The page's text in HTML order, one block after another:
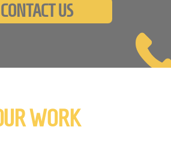
CONTACT US
WORK